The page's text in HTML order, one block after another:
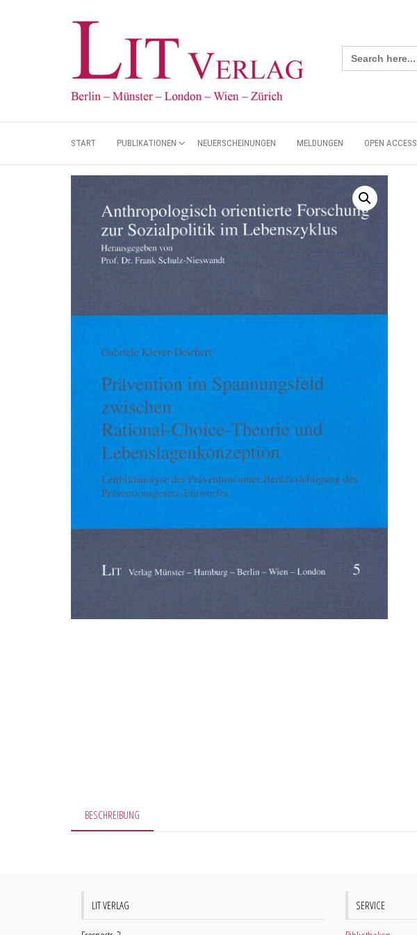
Search
for:
START PUBLIKATIONEN NEUERSCHEINUNGEN MELDUNGEN OPEN ACCESS
BESCHREIBUNG
LIT VERLAG SERVICE